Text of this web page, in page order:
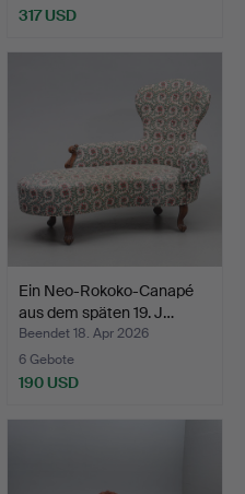
317 USD
Ein Neo-Rokoko-Canapé
aus dem späten 19. J…
Beendet 18. Apr 2026
6 Gebote
190 USD